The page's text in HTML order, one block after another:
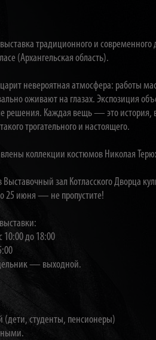
традиционного и современного
(Архангельская область).
невероятная атмосфера: работы
оживают на глазах. Экспозиция
решения. Каждая вещь — это история,
трогательного и настоящего.
коллекции костюмов Николая
Выставочный зал Котласского Дворца
25 июня — не пропустите!
10:00 до 18:00
— выходной.
студенты, пенсионеры)